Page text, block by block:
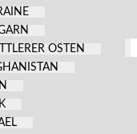
OSTEN